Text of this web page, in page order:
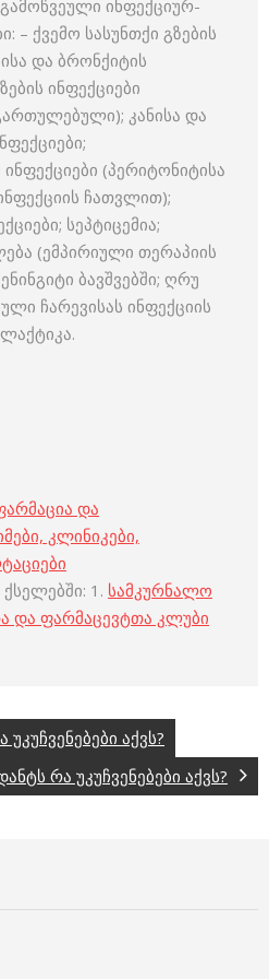
ინფექციურ-
– ქვემო სასუნთქი გზების
და ბრონქიტის
ინფექციები
კანისა და
(პერიტონიტისა
ჩათვლით);
სეპტიცემია;
(ემპირიული თერაპიის
ბავშვებში; ღრუ
ჩარევისას ინფექციის
და
კლინიკები,
1. სამკურნალო
და ფარმაცევტთა კლუბი
აქვს?
რა უკუჩვენებები აქვს?